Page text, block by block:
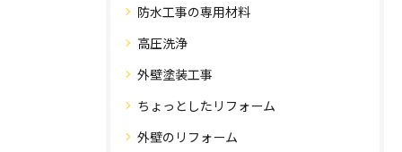
防水工事の専用材料
高圧洗浄
外壁塗装工事
ちょっとしたリフォーム
外壁のリフォーム